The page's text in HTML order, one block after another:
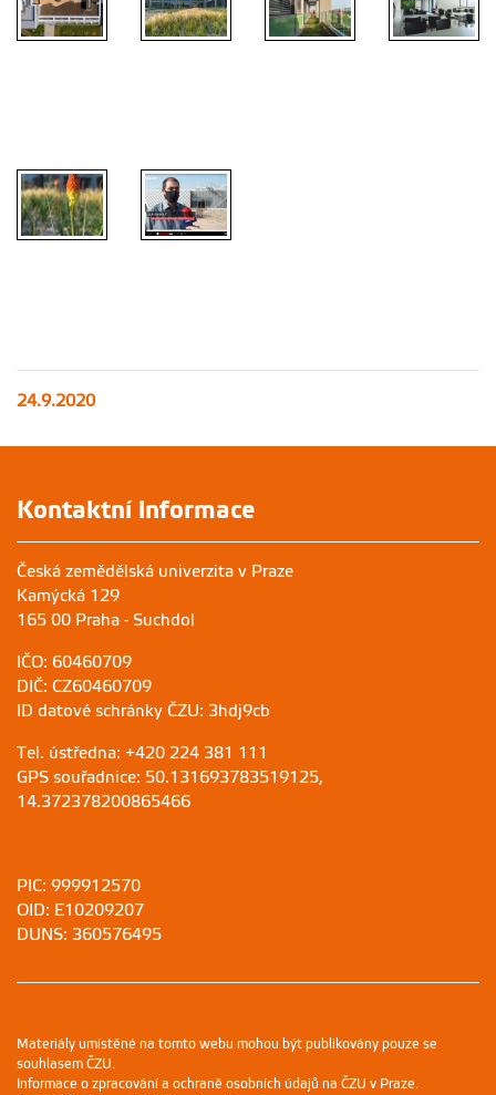
24.9.2020
Kontaktní informace
Česká zemědělská univerzita v Praze
Kamýcká 129
165 00 Praha - Suchdol
IČO: 60460709
DIČ: CZ60460709
ID datové schránky ČZU: 3hdj9cb
Tel. ústředna: +420 224 381 111
GPS souřadnice: 50.131693783519125,
14.372378200865466
PIC: 999912570
OID: E10209207
DUNS: 360576495
Materiály umístěné na tomto webu mohou být publikovány pouze se
souhlasem ČZU.
Informace o zpracování a ochraně osobních údajů na ČZU v Praze.